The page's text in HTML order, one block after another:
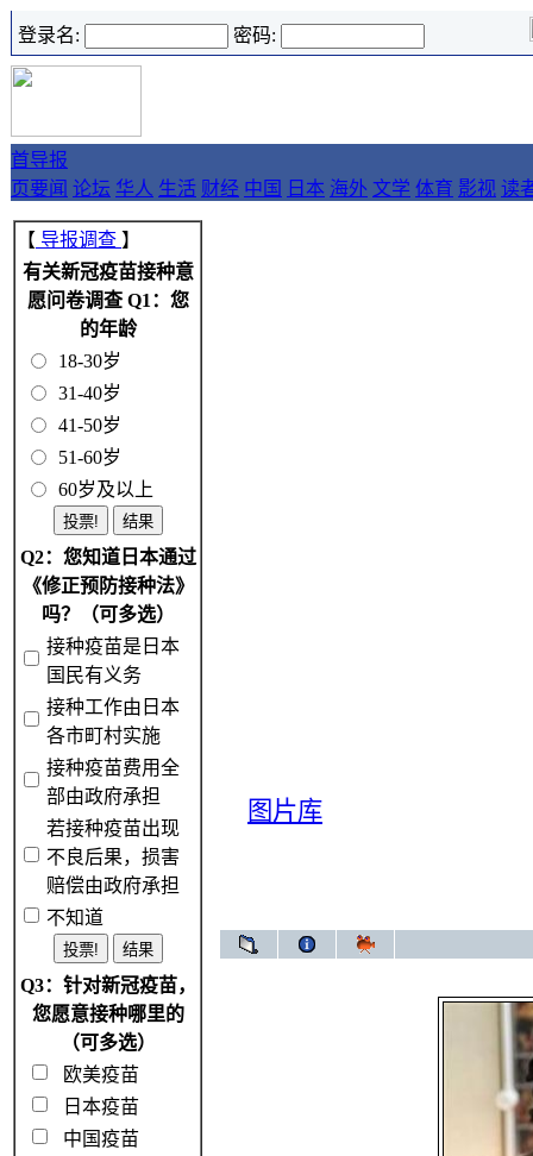
登录名: 密码:
首
页
导报
要闻 论坛 华人 生活 财经 中国 日本 海外 文学 体育 影视 读
【 导报调查 】
有关新冠疫苗接种意
愿问卷调查 Q1：您
的年龄
18-30岁
31-40岁
41-50岁
51-60岁
60岁及以上
Q2：您知道日本通过
《修正预防接种法》
吗？（可多选）
接种疫苗是日本
国民有义务
接种工作由日本
各市町村实施
接种疫苗费用全
部由政府承担
若接种疫苗出现
不良后果，损害
赔偿由政府承担
不知道
Q3：针对新冠疫苗，
您愿意接种哪里的
（可多选）
欧美疫苗
日本疫苗
中国疫苗
图片库